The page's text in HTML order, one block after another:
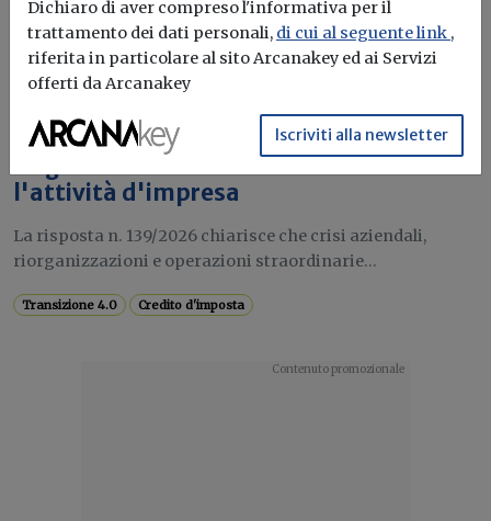
Agenzia delle entrate
...
Credito d'imposta Transizione 4.0,
l'Agenzia: il beneficio resta se continua
l'attività d'impresa
La risposta n. 139/2026 chiarisce che crisi aziendali,
riorganizzazioni e operazioni straordinarie...
Transizione 4.0 Credito d'imposta
Dichiaro di aver compreso l'informativa per il
trattamento dei dati personali, di cui al seguente link ,
riferita in particolare al sito Arcanakey ed ai Servizi
offerti da Arcanakey
Iscriviti alla newsletter